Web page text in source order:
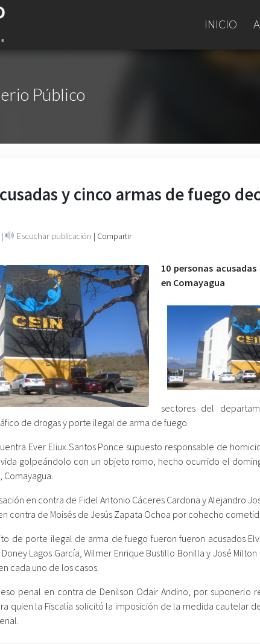
INICIO
Público
y cinco armas de fuego
| Escuchar publicación | Compartir
10 personas
en Comayagua
sectores del
de drogas y porte ilegal de arma de fuego.
Ever Eliux Santos Ponce supuesto responsable de
golpeándolo con un objeto romo, hecho ocurrido el
Comayagua.
en contra de Fidel Antonio Cáceres Cardona y Alejandro
contra de Moisés de Jesús Zapata Ochoa por cohecho
de porte ilegal de arma de fuego fueron fueron acusados
Lagos García, Wilmer Enrique Bustillo Bonilla y José
cada uno de los casos.
penal en contra de Denilson Odair Andino, por suponerlo
quien la Fiscalía solicitó la imposición de la medida cautelar